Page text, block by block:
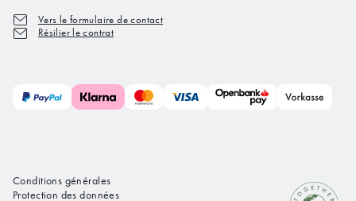
Vers le formulaire de contact
Résilier le contrat
Conditions générales
Protection des données